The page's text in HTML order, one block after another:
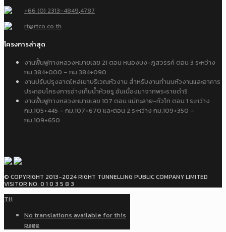
+66 (0) 2313-4849,4787
rt@rtco.co.th
โครงการล่าสุด
งานฟื้นฟูทางหลวงหมายเลข 21 ตอน หนองบง-ภูสวรรค์ ตอน 3 ระหว่าง
กม.384+000 – กม.384+090
งานปรับปรุงลาดไหล่เขาบริเวณหัวงาน สำหรับงานทำนบหัวงานและอาคาร
ประกอบโครงการอ่างเก็บน้ำห้วยรู อันเนื่องมาจากพระราชดำริ
งานฟื้นฟูทางหลวงหมายเลข 107 ตอน แม่ทะลาย-หัวโท ตอน 1 ระหว่าง
กม.105+445 – กม.107+670 และตอน 2 ระหว่าง กม.109+350 –
กม.109+650
© COPYRIGHT 2013-2024 RIGHT TUNNELLING PUBLIC COMPANY LIMITED
VISITOR NO. 0 1 0 3 5 8 3
TH
No translations available for this
page